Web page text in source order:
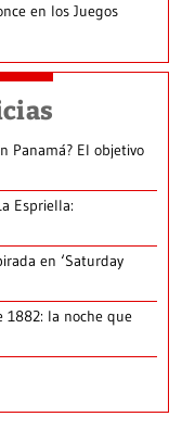
en los Juegos
Panamá? El objetivo
Espriella:
en ‘Saturday
la noche que